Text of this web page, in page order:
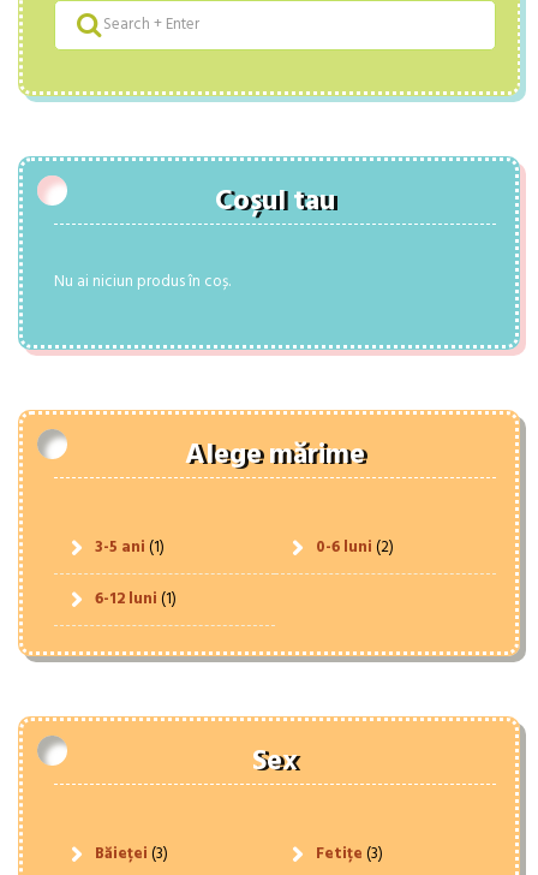
Coșul tau
Nu ai niciun produs în coș.
Alege mărime
3-5 ani(1) 0-6 luni(2)
6-12 luni(1)
Sex
Băieței(3) Fetițe(3)